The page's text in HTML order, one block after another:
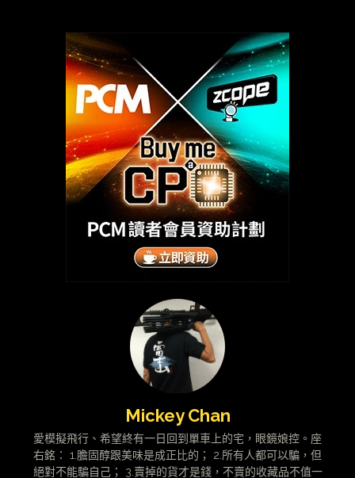
Mickey Chan
愛模擬飛行、希望終有一日回到單車上的宅，眼鏡娘控。座
右銘： 1.膽固醇跟美味是成正比的； 2.所有人都可以騙，但
絕對不能騙自己； 3.賣掉的貨才是錢，不賣的收藏品不值一